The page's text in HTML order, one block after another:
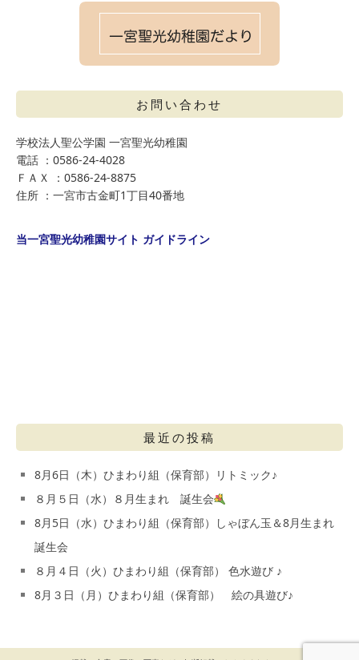
お問い合わせ
学校法人聖公学園 一宮聖光幼稚園
電話 ：0586-24-4028
ＦＡＸ ：0586-24-8875
住所 ：一宮市古金町1丁目40番地
当一宮聖光幼稚園サイト ガイドライン
最近の投稿
8月6日（木）ひまわり組（保育部）リトミック♪
８月５日（水）８月生まれ 誕生会
8月5日（水）ひまわり組（保育部）しゃぼん玉＆8月生まれ
誕生会
８月４日（火）ひまわり組（保育部） 色水遊び ♪
8月３日（月）ひまわり組（保育部） 絵の具遊び♪